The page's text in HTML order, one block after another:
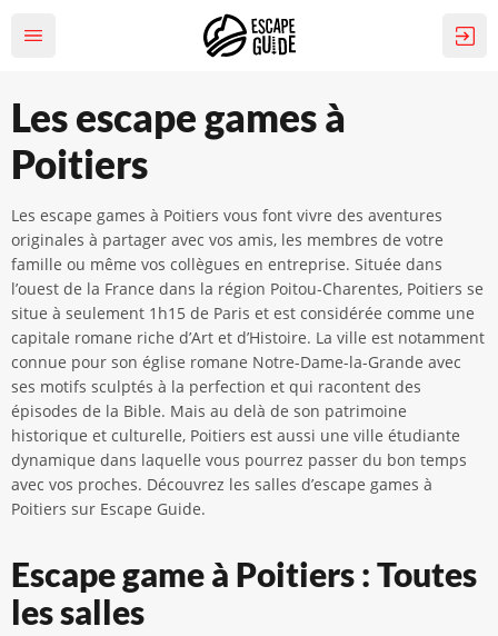
Les escape games à
Poitiers
Les escape games à Poitiers vous font vivre des aventures
originales à partager avec vos amis, les membres de votre
famille ou même vos collègues en entreprise. Située dans
l’ouest de la France dans la région Poitou-Charentes, Poitiers se
situe à seulement 1h15 de Paris et est considérée comme une
capitale romane riche d’Art et d’Histoire. La ville est notamment
connue pour son église romane Notre-Dame-la-Grande avec
ses motifs sculptés à la perfection et qui racontent des
épisodes de la Bible. Mais au delà de son patrimoine
historique et culturelle, Poitiers est aussi une ville étudiante
dynamique dans laquelle vous pourrez passer du bon temps
avec vos proches. Découvrez les salles d’escape games à
Poitiers sur Escape Guide.
Escape game à Poitiers : Toutes
les salles